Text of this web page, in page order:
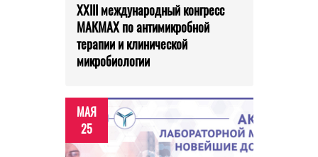
XXIII международный конгресс
МАКМАХ по антимикробной
терапии и клинической
микробиологии
МАЯ
25